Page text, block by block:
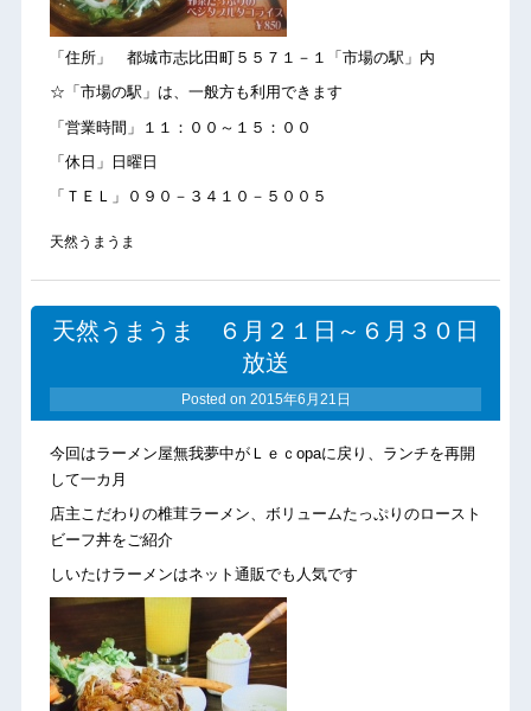
「住所」 都城市志比田町５５７１－１「市場の駅」内
☆「市場の駅」は、一般方も利用できます
「営業時間」１１：００～１５：００
「休日」日曜日
「ＴＥＬ」０９０－３４１０－５００５
天然うまうま
天然うまうま ６月２１日～６月３０日
放送
Posted on 2015年6月21日
今回はラーメン屋無我夢中がＬｅｃopaに戻り、ランチを再開
して一カ月
店主こだわりの椎茸ラーメン、ボリュームたっぷりのロースト
ビーフ丼をご紹介
しいたけラーメンはネット通販でも人気です